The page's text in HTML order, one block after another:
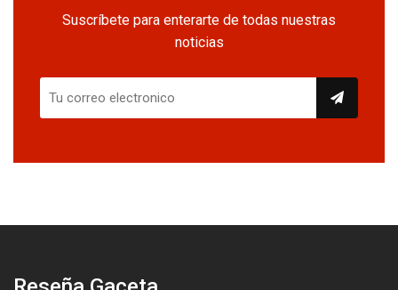
Suscríbete para enterarte de todas nuestras
noticias